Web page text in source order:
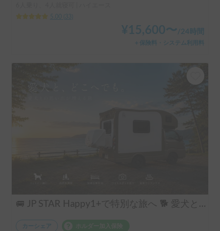
5.00
33
¥ 15,600〜/24時間
＋保険料・システム利用料
🚐 JP STAR Happy1+で特別な旅へ 🐕 愛犬と一緒に、夫婦旅・ソロキャン・音楽フェスを楽しもう♪
カーシェア